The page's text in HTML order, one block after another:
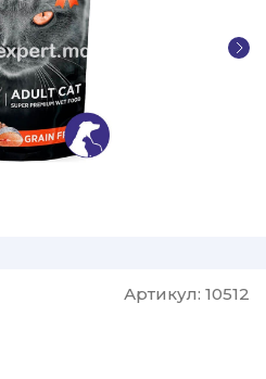
Артикул: 10512